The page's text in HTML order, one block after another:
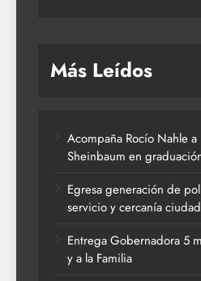
Más Leídos
Acompaña Rocío Nahle
Sheinbaum en
Egresa generación de
servicio y cercanía
Entrega Gobernadora 5
y a la Familia